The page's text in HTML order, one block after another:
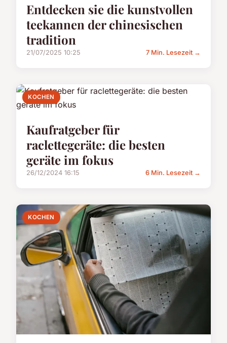
Entdecken sie die kunstvollen
teekannen der chinesischen
tradition
21/07/2025 10:25 7 Min. Lesezeit →
KOCHEN
Kaufratgeber für
raclettegeräte: die besten
geräte im fokus
26/12/2024 16:15 6 Min. Lesezeit →
KOCHEN